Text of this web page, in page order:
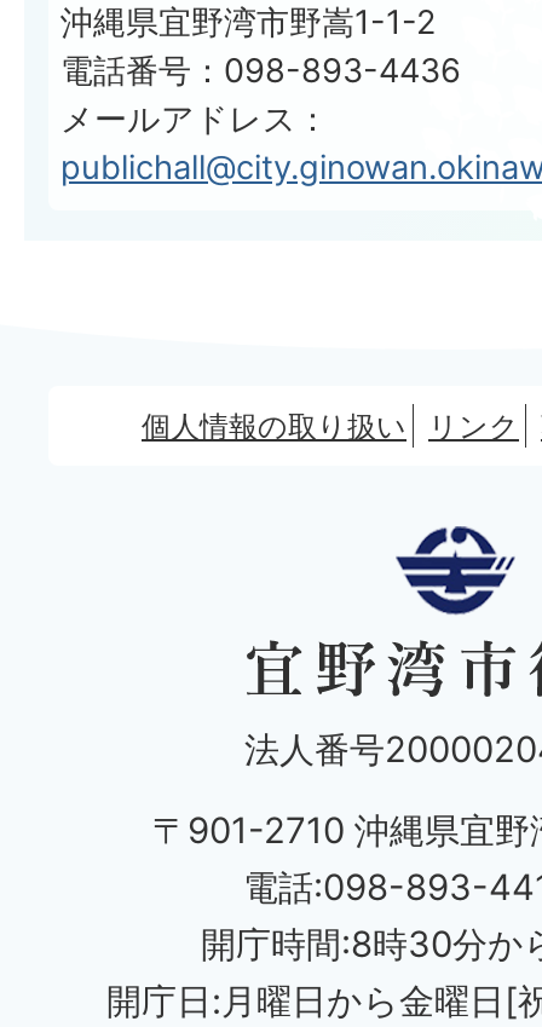
沖縄県宜野湾市野嵩1-1-2
電話番号：098-893-4436
メールアドレス：
個人情報の取り扱い リンク
法人番号
〒901-2710 沖縄県宜野
電話:098-893-
開庁時間:8時30分か
開庁日:月曜日から金曜日[